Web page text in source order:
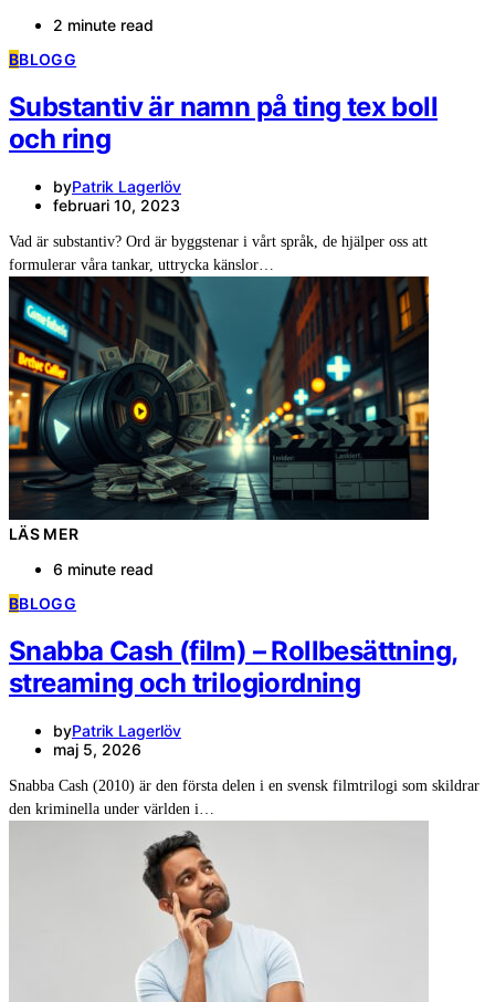
2 minute read
BBLOGG
Substantiv är namn på ting tex boll
och ring
byPatrik Lagerlöv
februari 10, 2023
Vad är substantiv? Ord är byggstenar i vårt språk, de hjälper oss att
formulerar våra tankar, uttrycka känslor…
LÄS MER
6 minute read
BBLOGG
Snabba Cash (film) – Rollbesättning,
streaming och trilogiordning
byPatrik Lagerlöv
maj 5, 2026
Snabba Cash (2010) är den första delen i en svensk filmtrilogi som skildrar
den kriminella under världen i…